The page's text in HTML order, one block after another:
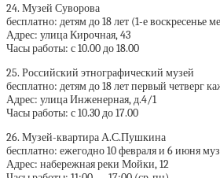
24. Музей Суворова
бесплатно: детям до 18 лет (1-е воскресенье
Адрес: улица Кирочная, 43
Часы работы: с 10.00 до 18.00
25. Российский этнографический музей
бесплатно: детям до 18 лет первый четверг
Адрес: улица Инженерная, д.4/1
Часы работы: с 10.30 до 17.00
26. Музей-квартира А.С.Пушкина
бесплатно: ежегодно 10 февраля и 6 июня
Адрес: набережная реки Мойки, 12